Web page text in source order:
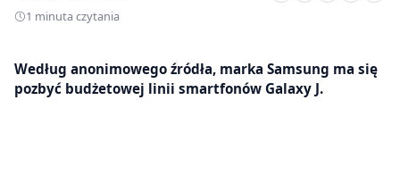
1 minuta czytania
Według anonimowego źródła, marka Samsung ma się
pozbyć budżetowej linii smartfonów Galaxy J.